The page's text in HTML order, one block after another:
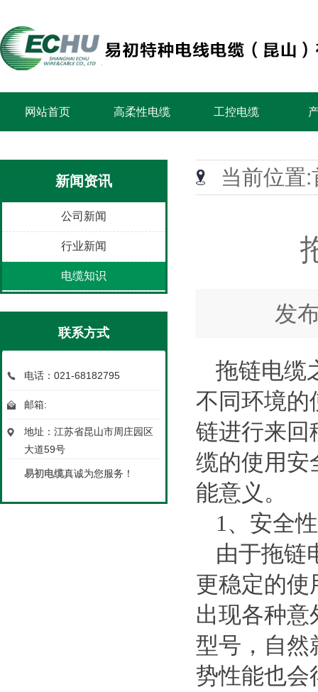
网站首页 高柔性电缆 工控电缆
新闻资讯
公司新闻
行业新闻
电缆知识
联系方式
电话：021-68182795
邮箱:
地址：江苏省昆山市周庄园区
大道59号
易初电缆真诚为您服务！
当前位置:
发
拖链电缆
不同环境的
链进行来回
缆的使用安
能意义。
1 、安全
由于拖链
更稳定的使
出现各种意
型号，自然
势性能也会